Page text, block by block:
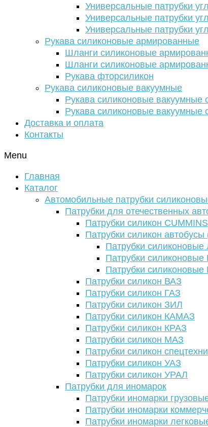
Универсальные патрубки
Универсальные патрубки
Универсальные патрубки
Рукава силиконовые армированные
Шланги силиконовые
Шланги силиконовые
Рукава фторсиликон
Рукава силиконовые вакуумные
Рукава силиконовые вакуумные
Рукава силиконовые вакуумные
Доставка и оплата
Контакты
Menu
Главная
Каталог
Автомобильные патрубки
Патрубки для отечественных
Патрубки силикон CUMMINS
Патрубки силикон
Патрубки
Патрубки
Патрубки
Патрубки силикон ВАЗ
Патрубки силикон ГАЗ
Патрубки силикон ЗИЛ
Патрубки силикон КАМАЗ
Патрубки силикон КРАЗ
Патрубки силикон МАЗ
Патрубки силикон
Патрубки силикон УАЗ
Патрубки силикон УРАЛ
Патрубки для иномарок
Патрубки иномарки
Патрубки иномарки
Патрубки иномарки